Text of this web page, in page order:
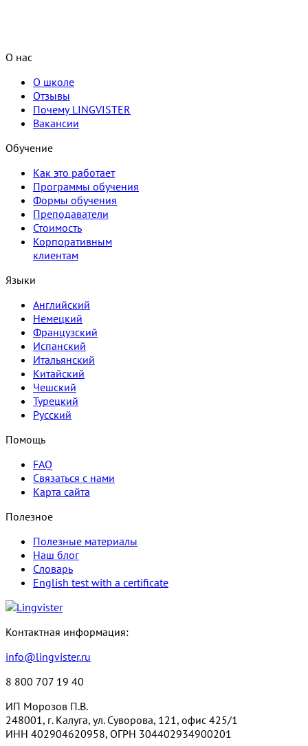
О нас
О школе
Отзывы
Почему LINGVISTER
Вакансии
Обучение
Как это работает
Программы обучения
Формы обучения
Преподаватели
Стоимость
Корпоративным
клиентам
Языки
Английский
Немецкий
Французский
Испанский
Итальянский
Китайский
Чешский
Турецкий
Русский
Помощь
FAQ
Связаться с нами
Карта сайта
Полезное
Полезные материалы
Наш блог
Словарь
English test with a certificate
Контактная информация:
info@lingvister.ru
8 800 707 19 40
ИП Морозов П.В.
248001, г. Калуга, ул. Суворова, 121, офис 425/1
ИНН 402904620958, ОГРН 304402934900201